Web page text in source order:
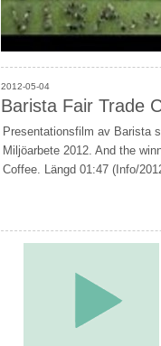
2012-05-04
Barista Fair Trade
Presentationsfilm av Barista
Miljöarbete 2012. And the
Coffee. Längd 01:47 (Info/